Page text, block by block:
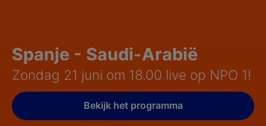
Spanje - Saudi-Arabië
Zondag 21 juni om 18.00 live op NPO 1!
Bekijk het programma